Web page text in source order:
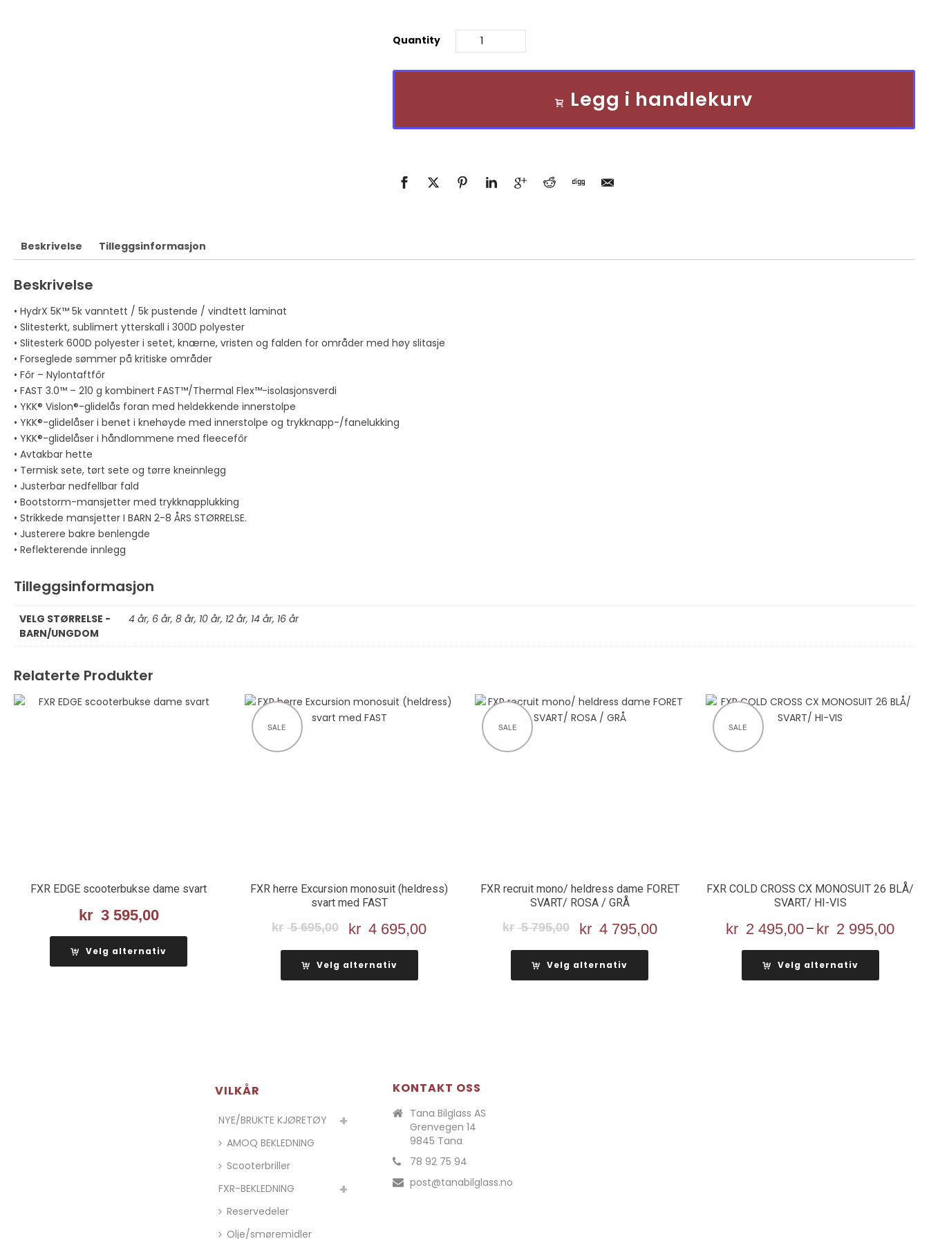
Quantity
Legg i handlekurv
Beskrivelse Tilleggsinformasjon
Beskrivelse
• HydrX 5K™ 5k vanntett / 5k pustende / vindtett laminat
• Slitesterkt, sublimert ytterskall i 300D polyester
• Slitesterk 600D polyester i setet, knærne, vristen og falden for områder med høy slitasje
• Forseglede sømmer på kritiske områder
• Fôr – Nylontaftfôr
• FAST 3.0™ – 210 g kombinert FAST™/Thermal Flex™-isolasjonsverdi
• YKK® Vislon®-glidelås foran med heldekkende innerstolpe
• YKK®-glidelåser i benet i knehøyde med innerstolpe og trykknapp-/fanelukking
• YKK®-glidelåser i håndlommene med fleecefôr
• Avtakbar hette
• Termisk sete, tørt sete og tørre kneinnlegg
• Justerbar nedfellbar fald
• Bootstorm-mansjetter med trykknapplukking
• Strikkede mansjetter I BARN 2-8 ÅRS STØRRELSE.
• Justerere bakre benlengde
• Reflekterende innlegg
Tilleggsinformasjon
VELG STØRRELSE -
BARN/UNGDOM
4 år, 6 år, 8 år, 10 år, 12 år, 14 år, 16 år
Relaterte Produkter
FXR EDGE scooterbukse dame svart
kr 3 595,00
Velg alternativ
SALE
FXR herre Excursion monosuit (heldress)
svart med FAST
kr 5 695,00
Opprinnelig
pris
var:
kr 5
kr 4 695,00Nåværende
Velg alternativ
SALE
FXR recruit mono/ heldress dame FORET
SVART/ ROSA / GRÅ
kr 5 795,00
Opprinnelig
pris
var:
kr 5
kr 4 795,00Nåværende
Velg alternativ
SALE
FXR COLD CROSS CX MONOSUIT 26 BLÅ/
SVART/ HI-VIS
kr 2 495,00 – kr 2 995,00
Velg alternativ
VILKÅR
NYE/BRUKTE KJØRETØY
AMOQ BEKLEDNING
Scooterbriller
FXR-BEKLEDNING
Reservedeler
Olje/smøremidler
KONTAKT OSS
Tana Bilglass AS
Grenvegen 14
9845 Tana
78 92 75 94
post@tanabilglass.no